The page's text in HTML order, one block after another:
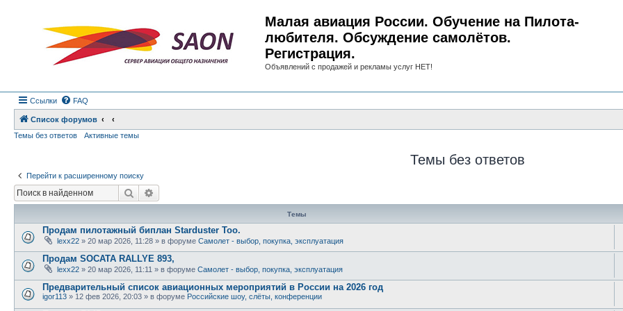
Малая авиация России. Обучение на Пилота-
любителя. Обсуждение самолётов.
Регистрация.
Объявлений с продажей и рекламы услуг НЕТ!
Ссылки FAQ
Список форумов
Темы без ответов
Активные темы
Темы без ответов
Перейти к расширенному поиску
Поиск
Темы
Продам пилотажный биплан Starduster Too.
lexx22 » 20 мар 2026, 11:28 » в форуме Самолет - выбор, покупка, эксплуатация
Продам SOCATA RALLYE 893,
lexx22 » 20 мар 2026, 11:11 » в форуме Самолет - выбор, покупка, эксплуатация
Предварительный список авиационных мероприятий в России на 2026 год
igor113 » 12 фев 2026, 20:03 » в форуме Российские шоу, слёты, конференции